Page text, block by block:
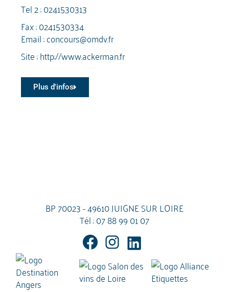
Tel 2 :0241530313
Fax : 0241530334
Email :concours@omdv.fr
Site :http://www.ackerman.fr
Plus d'infos
BP 70023 - 49610 JUIGNE SUR LOIRE
Tél :07 88 99 01 07